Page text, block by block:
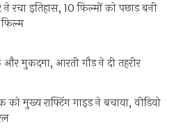
इतिहास, 10 फिल्मों को पछाड़ बनी
मुकदमा, आरती गौड़ ने दी तहरीर
मुख्य राफ्टिंग गाइड ने बचाया, वीडियो